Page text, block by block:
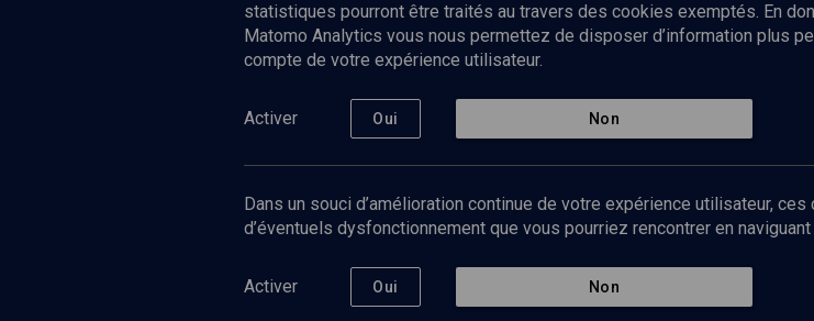
Nos Chaines
Culture
Limoud
Université
Podcast
Politique
Contact
statistiques pourront être traités au travers des cookies exemptés. En
Matomo Analytics vous nous permettez de disposer d’information plus
compte de votre expérience utilisateur.
Activer Oui Non
Dans un souci d’amélioration continue de votre expérience utilisateur,
d’éventuels dysfonctionnement que vous pourriez rencontrer en
Activer Oui Non